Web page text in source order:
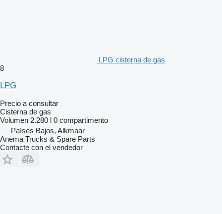
LPG cisterna de gas
8
LPG
Precio a consultar
Cisterna de gas
Volumen 2.280 l 0 compartimento
Países Bajos, Alkmaar
Anema Trucks & Spare Parts
Contacte con el vendedor